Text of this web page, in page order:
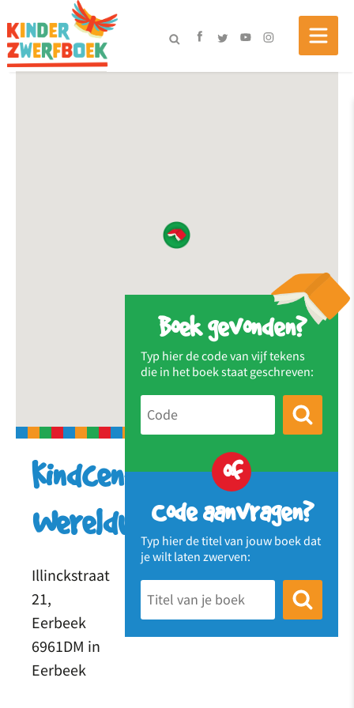
Boek gevonden?
Typ hier de code van vijf tekens
die in het boek staat geschreven:
of
Code aanvragen?
Typ hier de titel van jouw boek dat
je wilt laten zwerven:
Kindcentrum
Wereldwijs
Illinckstraat
21,
Eerbeek
6961DM in
Eerbeek